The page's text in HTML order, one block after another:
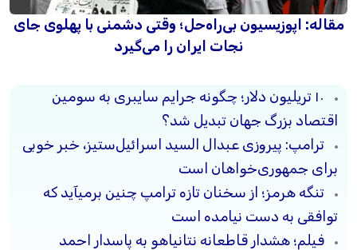
مقاله: اپوزیسیون بی‌راه‌حل؛ وقتی دشمنی با پهلوی جای
نجات ایران را می‌گیرد
۱۰ تریلیون دلار؛ چگونه جرایم سایبری به سومین
اقتصاد بزرگ جهان تبدیل شد؟
ترامپ: پیروزی عبدال السید اسرائیل‌ستیز، خبر خوبی
برای جمهوری‌خواهان است
تنگه هرمز؛ از سخنان تازه ترامپ چنین برمیآید که
توافقی به دست نیامده است
فیلم؛ هشدار قاطعانه نتانیاهو به پاسدار احمد